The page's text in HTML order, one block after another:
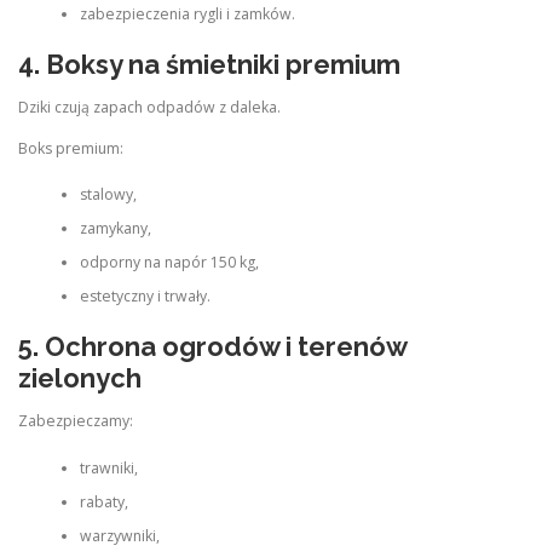
zabezpieczenia rygli i zamków.
4. Boksy na śmietniki premium
Dziki czują zapach odpadów z daleka.
Boks premium:
stalowy,
zamykany,
odporny na napór 150 kg,
estetyczny i trwały.
5. Ochrona ogrodów i terenów
zielonych
Zabezpieczamy:
trawniki,
rabaty,
warzywniki,